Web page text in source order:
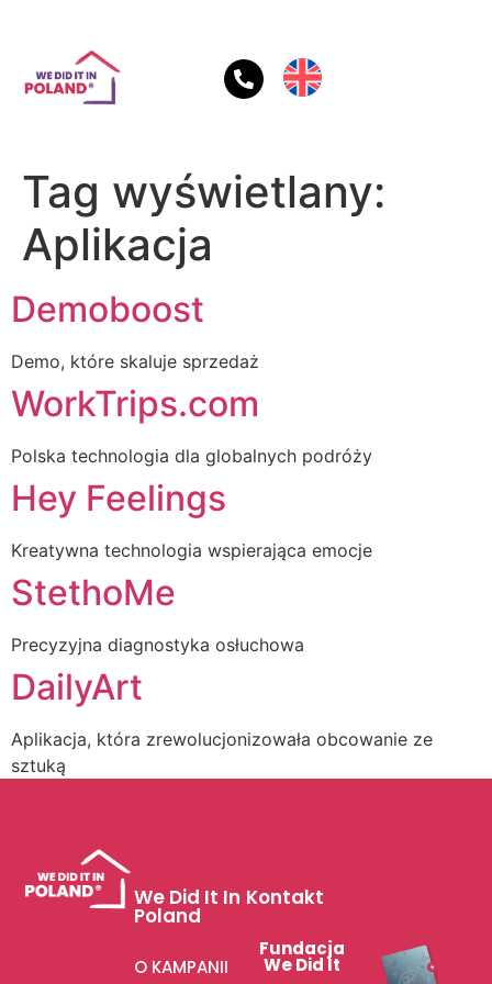
Tag wyświetlany:
Aplikacja
Demoboost
Demo, które skaluje sprzedaż
WorkTrips.com
Polska technologia dla globalnych podróży
Hey Feelings
Kreatywna technologia wspierająca emocje
StethoMe
Precyzyjna diagnostyka osłuchowa
DailyArt
Aplikacja, która zrewolucjonizowała obcowanie ze
sztuką
We Did It In
Poland
O KAMPANII
Kontakt
Fundacja
We Did It